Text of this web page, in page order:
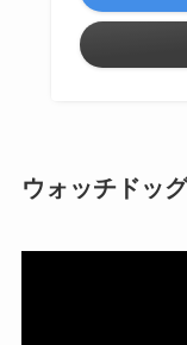
ウォッチドッ